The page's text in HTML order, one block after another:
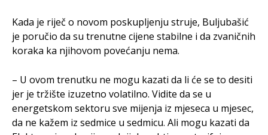
Kada je riječ o novom poskupljenju struje, Buljubašić
je poručio da su trenutne cijene stabilne i da zvaničnih
koraka ka njihovom povećanju nema.
– U ovom trenutku ne mogu kazati da li će se to desiti
jer je tržište izuzetno volatilno. Vidite da se u
energetskom sektoru sve mijenja iz mjeseca u mjesec,
da ne kažem iz sedmice u sedmicu. Ali mogu kazati da